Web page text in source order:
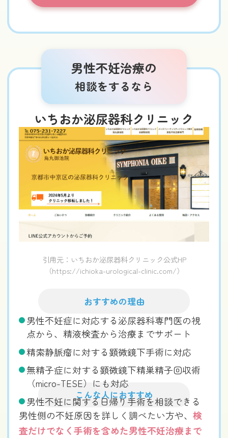
男性不妊治療の
相談をするなら
いちおか泌尿器科クリニック
引用元：いちおか泌尿器科クリニック公式HP
（https://ichioka-urological-clinic.com/）
おすすめの理由
男性不妊症に対応する泌尿器科専門医の視
点から、精液検査から治療までサポート
精索静脈瘤に対する顕微鏡下手術に対応
無精子症に対する顕微鏡下精巣精子回収術
（micro-TESE）にも対応
男性不妊に関する日帰り手術を相談できる
こんな人におすすめ
男性側の不妊原因を詳しく調べたい方や、検
査だけでなく手術を含めた男性不妊治療まで